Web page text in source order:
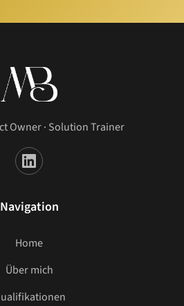
Owner · Solution Trainer
Navigation
Home
Über mich